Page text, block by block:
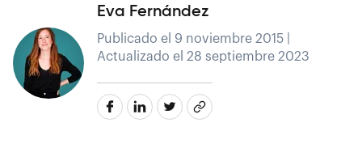
Eva Fernández
Publicado el 9 noviembre 2015 |
Actualizado el 28 septiembre 2023